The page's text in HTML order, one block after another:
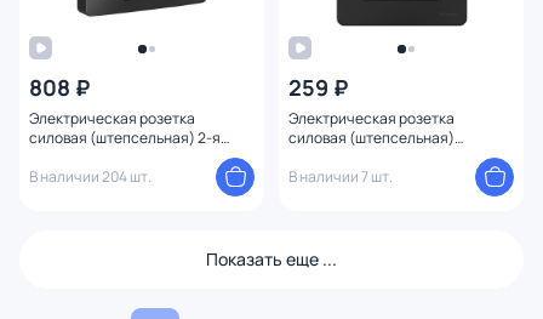
808 ₽
Электрическая розетка
силовая (штепсельная) 2-я
1509144
В наличии 204 шт.
259 ₽
Электрическая розетка
силовая (штепсельная)
1509775
В наличии 7 шт.
Показать еще ...